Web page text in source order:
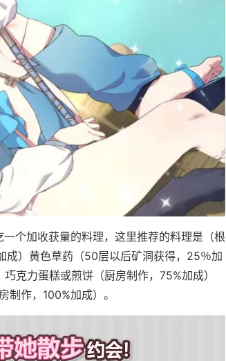
个加收获量的料理，这里推荐的料理是（根
）黄色草药（50层以后矿洞获得，25％加
克力蛋糕或煎饼（厨房制作，75%加成）
作，100%加成）。